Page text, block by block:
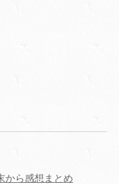
から感想まとめ